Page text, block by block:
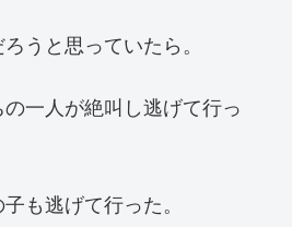
うと思っていたら。
一人が絶叫し逃げて行っ
も逃げて行った。